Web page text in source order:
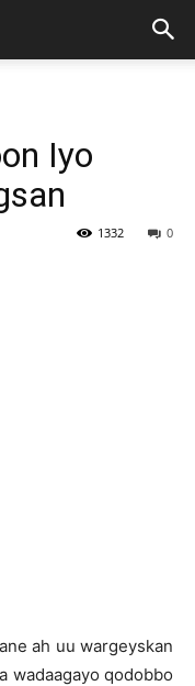
Iyo
0
1332
ah uu wargeyskan
wadaagayo qodobbo